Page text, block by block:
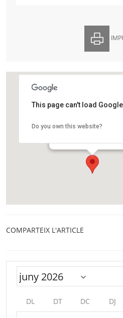
Museu Blau
Plaça de Leonardo da
This page can't load
Do you own this website?
COMPARTEIX L'ARTICLE
DL DT DC DJ